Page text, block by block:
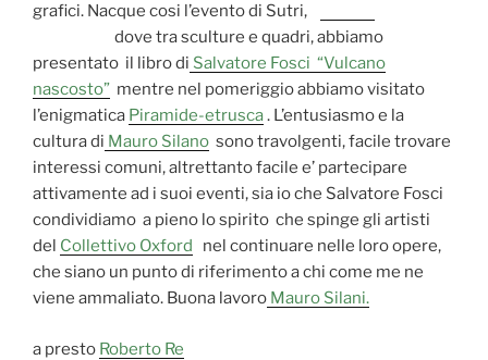
grafici. Nacque cosi l’evento di Sutri,
dove tra sculture e quadri, abbiamo
presentato il libro di Salvatore Fosci “Vulcano
nascosto” mentre nel pomeriggio abbiamo visitato
l’enigmatica Piramide-etrusca. L’entusiasmo e la
cultura di Mauro Silano sono travolgenti, facile trovare
interessi comuni, altrettanto facile e’ partecipare
attivamente ad i suoi eventi, sia io che Salvatore Fosci
condividiamo a pieno lo spirito che spinge gli artisti
del Collettivo Oxford nel continuare nelle loro opere,
che siano un punto di riferimento a chi come me ne
viene ammaliato. Buona lavoro Mauro Silani.
a presto Roberto Re